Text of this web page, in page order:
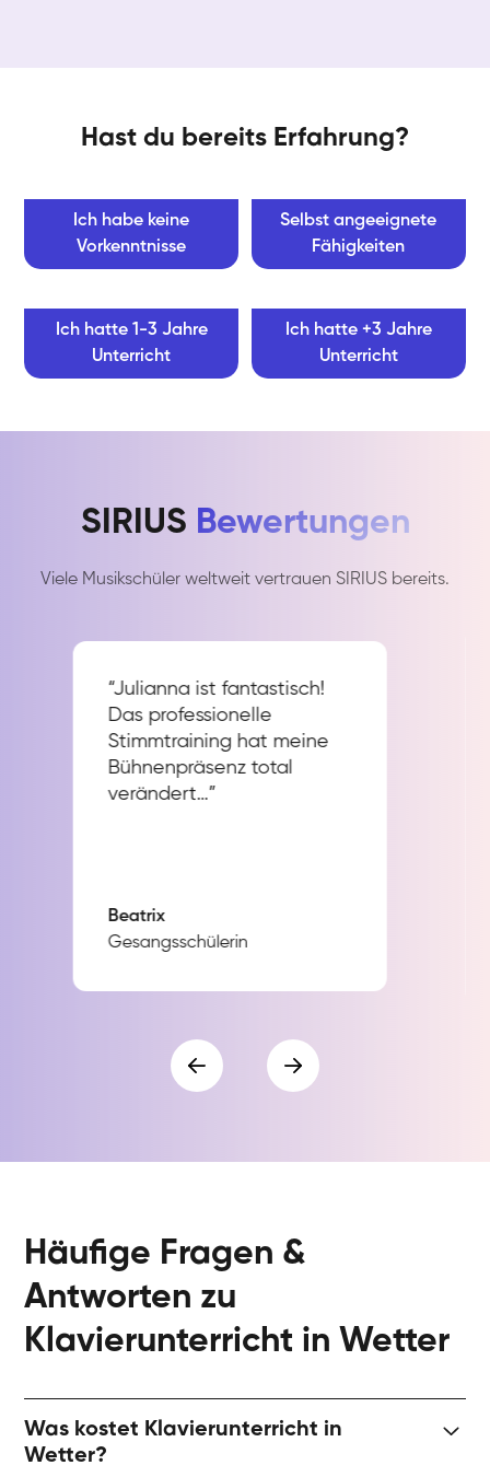
Hast du bereits Erfahrung?
Ich habe keine
Vorkenntnisse
Selbst angeeignete
Fähigkeiten
Ich hatte 1-3 Jahre
Unterricht
Ich hatte +3 Jahre
Unterricht
SIRIUS Bewertungen
Viele Musikschüler weltweit vertrauen SIRIUS bereits.
“Julianna ist fantastisch!
Das professionelle
Stimmtraining hat meine
Bühnenpräsenz total
verändert…”
Beatrix
Gesangsschülerin
Häufige Fragen &
Antworten zu
Klavierunterricht in Wetter
Was kostet Klavierunterricht in
Wetter?